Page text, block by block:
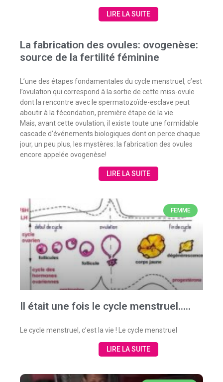
LIRE LA SUITE
La fabrication des ovules: ovogenèse:
source de la fertilité féminine
L’une des étapes fondamentales du cycle menstruel, c’est
l’ovulation qui correspond à la sortie de cette miss-ovule
dont la rencontre avec le spermatozoïde-esclave peut
aboutir à la fécondation, première étape de la vie.
Mais, avant cette ovulation, il existe toute une formidable
cascade d’événements biologiques dont on perce chaque
jour, un peu plus, les mystères: la fabrication des ovules
encore appelée ovogenèse!
LIRE LA SUITE
FEMME
Il était une fois le cycle menstruel…..
Le cycle menstruel, c’est la vie ! Le cycle menstruel
LIRE LA SUITE